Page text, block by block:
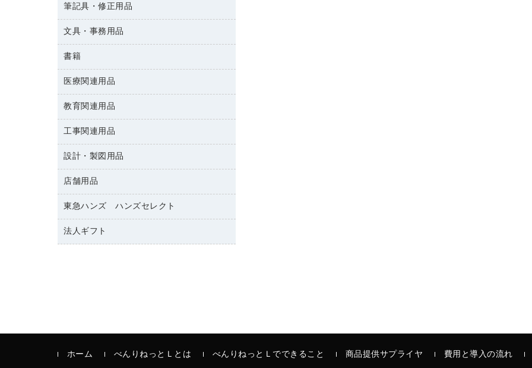
ティッシュペーパー
ダストボックス
タオル・アメニティ用品
スリッパ・サンダル・シューズ
スポーツ・レジャー用品
ゴミ袋
キッチン用品
懐中電灯・ライト
ＯＡタップ／延長コード
その他電子文具
伝票
典礼用品
帳簿
額縁
各種用紙
ルーズリーフ
名刺整理用品
板目表紙・綴込表紙
背幅が伸びるファイル
統一伝票用ファイル
収納保存用品
レターファイル
リングファイル
プレゼン用ファイル
ファイルボックス
パイプ式ファイル
その他ファイル
カードケース
筆記具・修正用品
万年筆
消しゴム
修正液・修正ペン
修正テープ
鉛筆
マーキングペン（油性）
マーキングペン（水性）
ボールペン（油性）
文具・事務用品
輪ゴム
両面テープ
名札
保管・整理用品
壁面／足元収納
備品／小物ケース
透明テープ 事務用
電話台
液体のり
印章用品
書籍
雑誌
パソコンソフト
医療関連用品
保健用品
使い捨て手袋
感染症対策用品
介護用品
医療関連用品
教育関連用品
教育関連用品
工事関連用品
工事関連用品
設計・製図用品
設計・製図用品
店舗用品
店舗運営用品
陳列什器
紙手提げ袋
ＰＯＰ用品
東急ハンズ ハンズセレクト
東急ハンズ
法人ギフト
ホーム べんりねっとＬとは べんりねっとＬでできること 商品提供サプライヤ 費用と導入の流れ